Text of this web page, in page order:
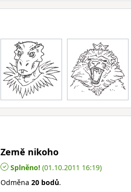
Země nikoho
Splněno! (01.10.2011 16:19)
Odměna 20 bodů.